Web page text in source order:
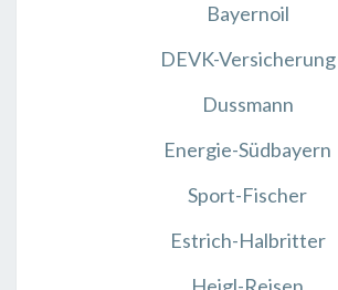
Bayernoil
DEVK-Versicherung
Dussmann
Energie-Südbayern
Sport-Fischer
Estrich-Halbritter